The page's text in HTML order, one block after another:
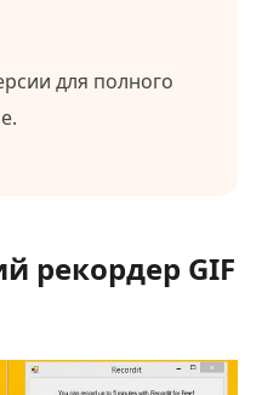
для полного
рекордер GIF